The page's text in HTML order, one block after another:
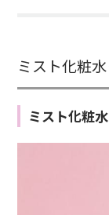
ミスト化粧
ミスト化粧